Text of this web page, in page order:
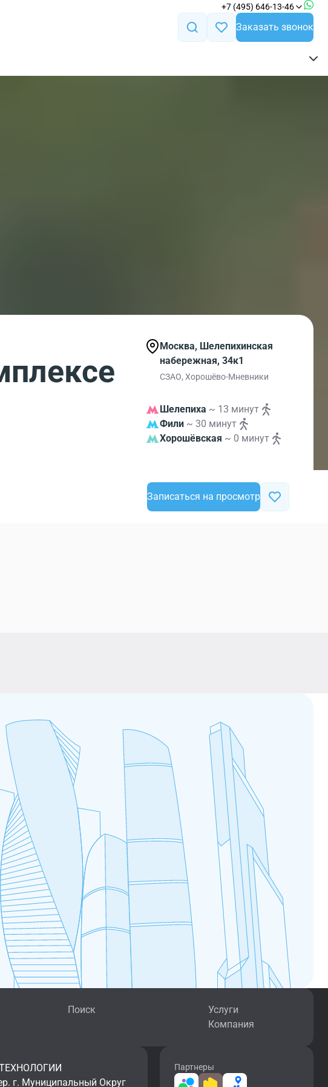
+7 (495) 646-13-46
Заказать звонок
Москва, Шелепихинская
набережная, 34к1
СЗАО, Хорошёво-Мневники
Шелепиха ~ 13 минут
Фили ~ 30 минут
Хорошёвская ~ 0 минут
Записаться на просмотр
Поиск
Услуги
Компания
г. Муниципальный Округ
Партнеры